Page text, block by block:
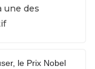
une des
le Prix Nobel